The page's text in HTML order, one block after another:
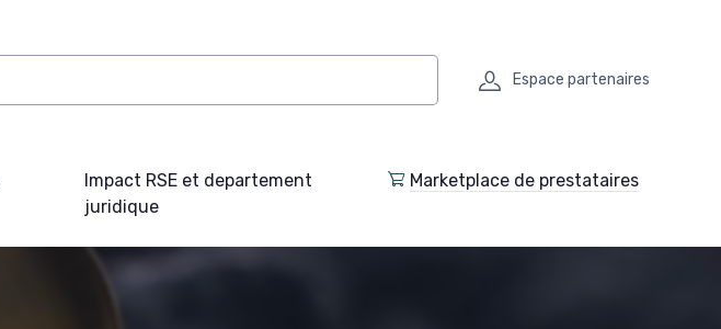
Espace partenaires
Impact RSE et departement
juridique
Marketplace de prestataires